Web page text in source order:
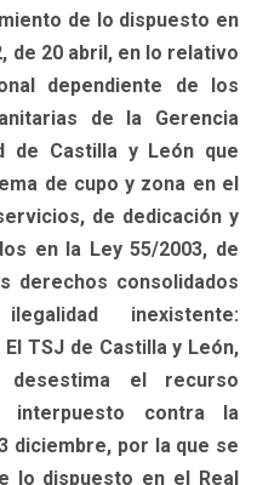
de lo dispuesto en
de 20 abril, en lo relativo
dependiente de los
de la Gerencia
de Castilla y León que
de cupo y zona en el
de dedicación y
en la Ley 55/2003, de
derechos consolidados
inexistente:
TSJ de Castilla y León,
el recurso
interpuesto contra la
diciembre, por la que se
lo dispuesto en el Real